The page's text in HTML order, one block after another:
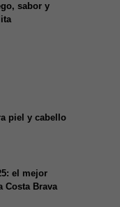
sabor y
piel y cabello
el mejor
Costa Brava